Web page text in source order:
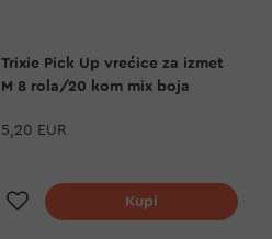
Trixie Pick Up vrećice za izmet
M 8 rola/20 kom mix boja
5,20 EUR
Dodaj na listu želja
Kupi